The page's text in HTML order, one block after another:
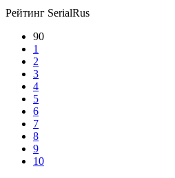
Рейтинг SerialRus
90
1
2
3
4
5
6
7
8
9
10